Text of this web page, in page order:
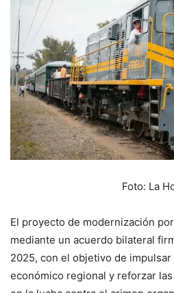
Foto: La
El proyecto de modernización
mediante un acuerdo bilateral
2025, con el objetivo de
económico regional y reforzar